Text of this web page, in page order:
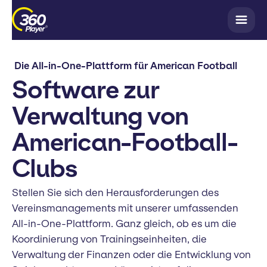
Die All-in-One-Plattform für American Football
Software zur
Verwaltung von
American-Football-
Clubs
Stellen Sie sich den Herausforderungen des
Vereinsmanagements mit unserer umfassenden
All-in-One-Plattform. Ganz gleich, ob es um die
Koordinierung von Trainingseinheiten, die
Verwaltung der Finanzen oder die Entwicklung von